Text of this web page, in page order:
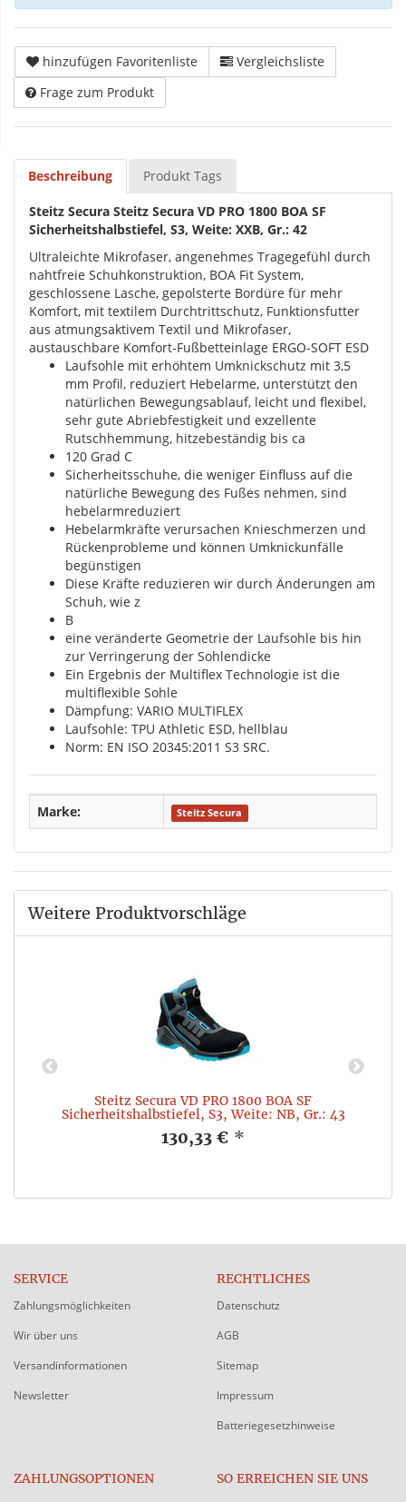
hinzufügen Favoritenliste
Vergleichsliste
Frage zum Produkt
Beschreibung Produkt Tags
Steitz Secura Steitz Secura VD PRO 1800 BOA SF
Sicherheitshalbstiefel, S3, Weite: XXB, Gr.: 42
Ultraleichte Mikrofaser, angenehmes Tragegefühl durch
nahtfreie Schuhkonstruktion, BOA Fit System,
geschlossene Lasche, gepolsterte Bordüre für mehr
Komfort, mit textilem Durchtrittschutz, Funktionsfutter
aus atmungsaktivem Textil und Mikrofaser,
austauschbare Komfort-Fußbetteinlage ERGO-SOFT ESD
Laufsohle mit erhöhtem Umknickschutz mit 3,5
mm Profil, reduziert Hebelarme, unterstützt den
natürlichen Bewegungsablauf, leicht und flexibel,
sehr gute Abriebfestigkeit und exzellente
Rutschhemmung, hitzebeständig bis ca
120 Grad C
Sicherheitsschuhe, die weniger Einfluss auf die
natürliche Bewegung des Fußes nehmen, sind
hebelarmreduziert
Hebelarmkräfte verursachen Knieschmerzen und
Rückenprobleme und können Umknickunfälle
begünstigen
Diese Kräfte reduzieren wir durch Änderungen am
Schuh, wie z
B
eine veränderte Geometrie der Laufsohle bis hin
zur Verringerung der Sohlendicke
Ein Ergebnis der Multiflex Technologie ist die
multiflexible Sohle
Dämpfung: VARIO MULTIFLEX
Laufsohle: TPU Athletic ESD, hellblau
Norm: EN ISO 20345:2011 S3 SRC.
Marke: Steitz Secura
Weitere Produktvorschläge
Steitz Secura VD PRO 1800 BOA SF
Sicherheitshalbstiefel, S3, Weite: NB, Gr.: 43
130,33 € *
SERVICE
Zahlungsmöglichkeiten
Wir über uns
Versandinformationen
Newsletter
RECHTLICHES
Datenschutz
AGB
Sitemap
Impressum
Batteriegesetzhinweise
ZAHLUNGSOPTIONEN SO ERREICHEN SIE UNS